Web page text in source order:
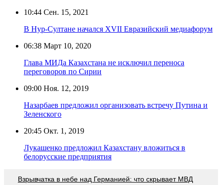
10:44 Сен. 15, 2021
В Нур-Султане начался XVII Евразийский медиафорум
06:38 Март 10, 2020
Глава МИДа Казахстана не исключил переноса
переговоров по Сирии
09:00 Ноя. 12, 2019
Назарбаев предложил организовать встречу Путина и
Зеленского
20:45 Окт. 1, 2019
Лукашенко предложил Казахстану вложиться в
белорусские предприятия
Взрывчатка в небе над Германией: что скрывает МВД